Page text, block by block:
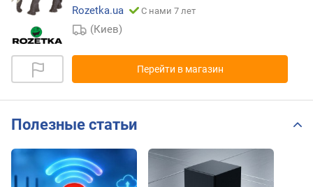
Rozetka.ua
С нами 7 лет
(Киев)
Перейти в магазин
Полезные статьи